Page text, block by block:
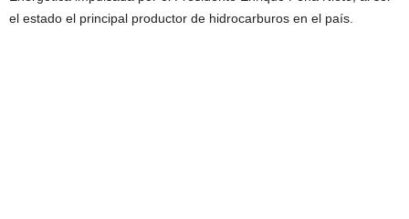
el estado el principal productor de hidrocarburos en el país.